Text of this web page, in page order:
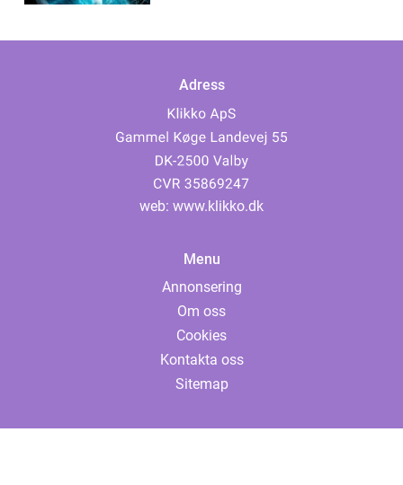
Adress
web: www.klikko.dk
Menu
Annonsering
Om oss
Cookies
Kontakta oss
Sitemap